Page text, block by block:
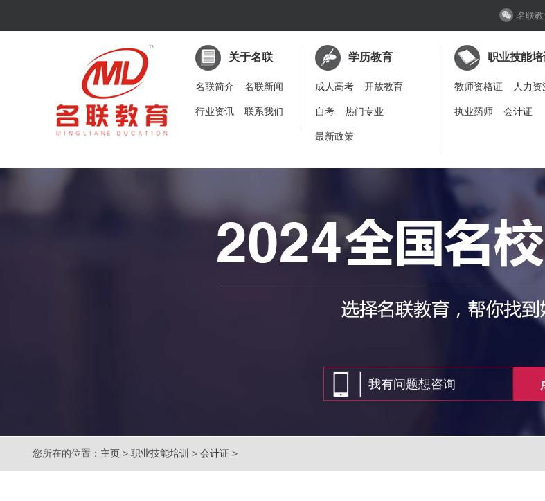
名联
关于名联
名联简介 名联新闻
行业资讯 联系我们
学历教育
成人高考 开放教育
自考 热门专业
最新政策
职业技能培
教师资格证 人力
执业药师 会计证
您所在的位置： 主页 > 职业技能培训 > 会计证 >